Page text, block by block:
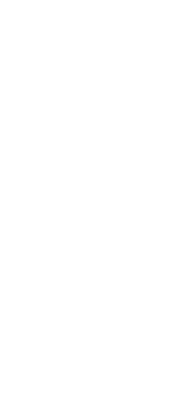
con muchas: Iberia,
Lufthansa,
unos criterios
de diferentes alianzas
entre las compañías
Eso sí, dentro de